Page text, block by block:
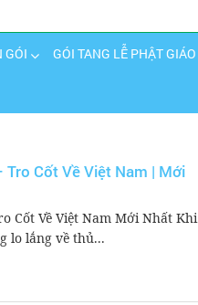
GÓI GÓI TANG LỄ PHẬT GIÁO
Cốt Về Việt Nam | Mới
Cốt Về Việt Nam Mới Nhất Khi
lo lắng về thủ...